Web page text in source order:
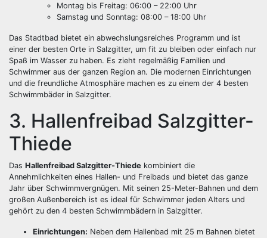
Montag bis Freitag: 06:00 – 22:00 Uhr
Samstag und Sonntag: 08:00 – 18:00 Uhr
Das Stadtbad bietet ein abwechslungsreiches Programm und ist
einer der besten Orte in Salzgitter, um fit zu bleiben oder einfach nur
Spaß im Wasser zu haben. Es zieht regelmäßig Familien und
Schwimmer aus der ganzen Region an. Die modernen Einrichtungen
und die freundliche Atmosphäre machen es zu einem der 4 besten
Schwimmbäder in Salzgitter.
3. Hallenfreibad Salzgitter-
Thiede
Das Hallenfreibad Salzgitter-Thiede kombiniert die
Annehmlichkeiten eines Hallen- und Freibads und bietet das ganze
Jahr über Schwimmvergnügen. Mit seinen 25-Meter-Bahnen und dem
großen Außenbereich ist es ideal für Schwimmer jeden Alters und
gehört zu den 4 besten Schwimmbädern in Salzgitter.
Einrichtungen: Neben dem Hallenbad mit 25 m Bahnen bietet